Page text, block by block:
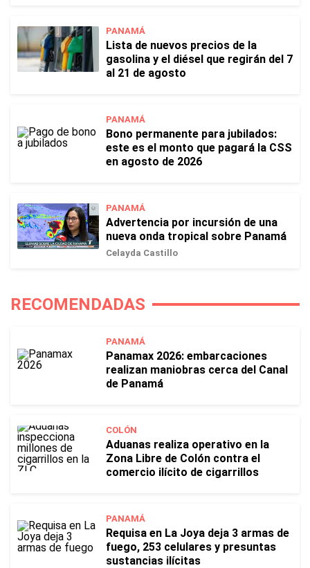
PANAMÁ
Lista de nuevos precios de la
gasolina y el diésel que regirán del 7
al 21 de agosto
PANAMÁ
Bono permanente para jubilados:
este es el monto que pagará la CSS
en agosto de 2026
PANAMÁ
Advertencia por incursión de una
nueva onda tropical sobre Panamá
Celayda Castillo
RECOMENDADAS
PANAMÁ
Panamax 2026: embarcaciones
realizan maniobras cerca del Canal
de Panamá
COLÓN
Aduanas realiza operativo en la
Zona Libre de Colón contra el
comercio ilícito de cigarrillos
PANAMÁ
Requisa en La Joya deja 3 armas de
fuego, 253 celulares y presuntas
sustancias ilícitas